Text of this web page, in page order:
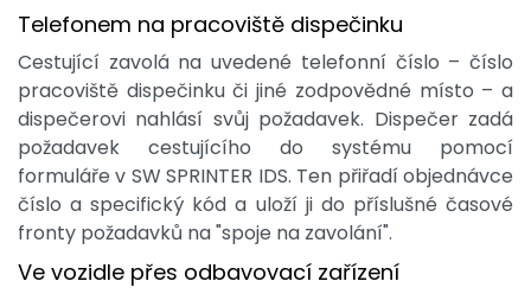
Telefonem na pracoviště dispečinku
Cestující zavolá na uvedené telefonní číslo – číslo
pracoviště dispečinku či jiné zodpovědné místo – a
dispečerovi nahlásí svůj požadavek. Dispečer zadá
požadavek cestujícího do systému pomocí
formuláře v SW SPRINTER IDS. Ten přiřadí objednávce
číslo a specifický kód a uloží ji do příslušné časové
fronty požadavků na "spoje na zavolání".
Ve vozidle přes odbavovací zařízení